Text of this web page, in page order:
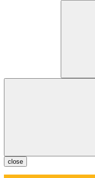
close